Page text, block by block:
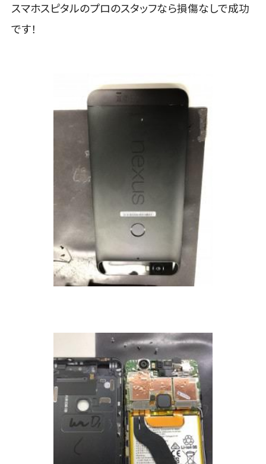
スマホスピタルのプロのスタッフなら損傷なしで成功
です！